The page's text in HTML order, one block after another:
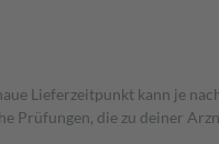
Lieferzeitpunkt kann je
Prüfungen, die zu deiner